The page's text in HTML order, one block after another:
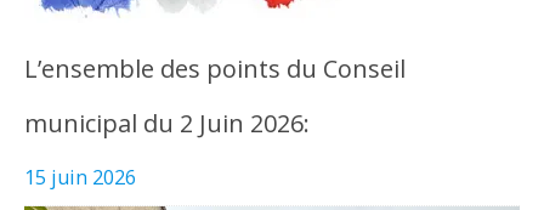
L’ensemble des points du Conseil
municipal du 2 Juin 2026:
15 juin 2026